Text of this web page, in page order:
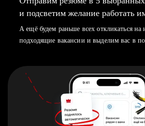
и подсветим желание работать
А ещё будем раньше всех откликаться на
подходящие вакансии и выделим вас в